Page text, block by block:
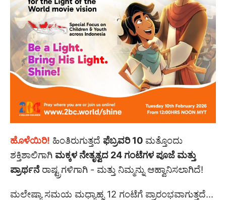
ಹೊಳೆಯಿರಿ! ಹಿಂತಿರುಗುತ್ತದೆ ಫೆಬ್ರವರಿ 10 ಮತ್ತೊಂದು
ಶಕ್ತಿಶಾಲಿಗಾಗಿ ಮಕ್ಕಳ ನೇತೃತ್ವದ 24 ಗಂಟೆಗಳ ಪೂಜೆ ಮತ್ತು
ಪ್ರಾರ್ಥನೆರಾಷ್ಟ್ರಗಳಿಗಾಗಿ - ಮತ್ತು ನಿಮ್ಮನ್ನು ಆಹ್ವಾನಿಸಲಾಗಿದೆ!
ಮಲೇಷ್ಯಾ ಸಮಯ ಮಧ್ಯಾಹ್ನ 12 ಗಂಟೆಗೆ ಪ್ರಾರಂಭವಾಗುತ್ತದೆ...